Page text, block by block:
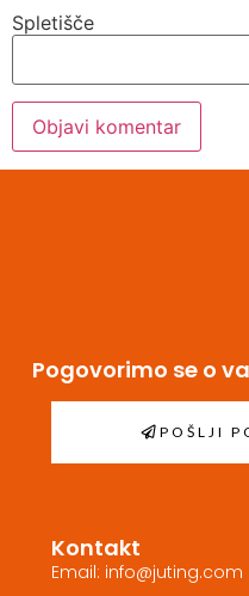
Spletišče
Kontakt
Email: info@juting.com
Pogovorimo se o
POŠLJI